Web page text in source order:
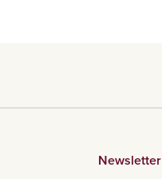
Newsletter